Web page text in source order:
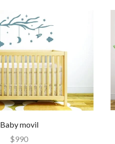
Baby movil
$990